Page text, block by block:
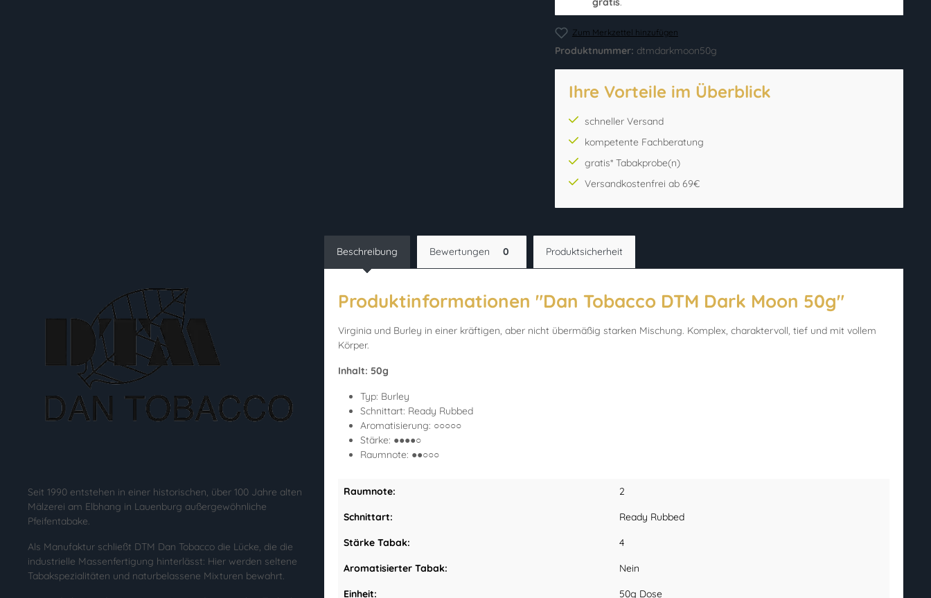
Zum Merkzettel hinzufügen
Produktnummer: dtmdarkmoon50g
Ihre Vorteile im Überblick
schneller Versand
kompetente Fachberatung
gratis* Tabakprobe(n)
Versandkostenfrei ab 69€
Seit 1990 entstehen in einer historischen, über 100 Jahre alten
Mälzerei am Elbhang in Lauenburg außergewöhnliche
Pfeifentabake.
Als Manufaktur schließt DTM Dan Tobacco die Lücke, die die
industrielle Massenfertigung hinterlässt: Hier werden seltene
Tabakspezialitäten und naturbelassene Mixturen bewahrt.
Beschreibung Bewertungen 0 Produktsicherheit
Produktinformationen "Dan Tobacco DTM Dark Moon 50g"
Virginia und Burley in einer kräftigen, aber nicht übermäßig starken Mischung. Komplex, charaktervoll, tief und mit vollem
Körper.
Inhalt: 50g
Typ: Burley
Schnittart: Ready Rubbed
Aromatisierung: ○○○○○
Stärke: ●●●●○
Raumnote: ●●○○○
Raumnote: 2
Schnittart: Ready Rubbed
Stärke Tabak: 4
Aromatisierter Tabak: Nein
Einheit: 50g Dose